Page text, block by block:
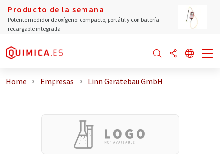
Producto de la semana
Potente medidor de oxígeno: compacto, portátil y con batería
recargable integrada
Home Empresas Linn Gerätebau GmbH